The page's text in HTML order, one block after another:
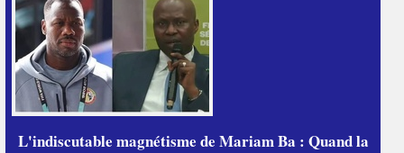
L'indiscutable magnétisme de Mariam Ba : Quand la